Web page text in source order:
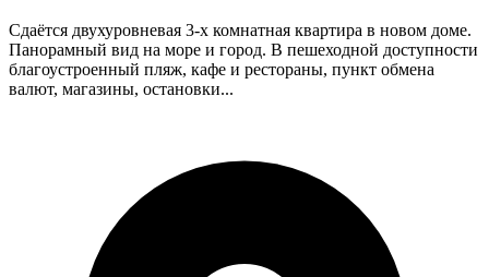
Сдаётся двухуровневая 3-х комнатная квартира в новом доме.
Панорамный вид на море и город. В пешеходной доступности
благоустроенный пляж, кафе и рестораны, пункт обмена
валют, магазины, остановки...